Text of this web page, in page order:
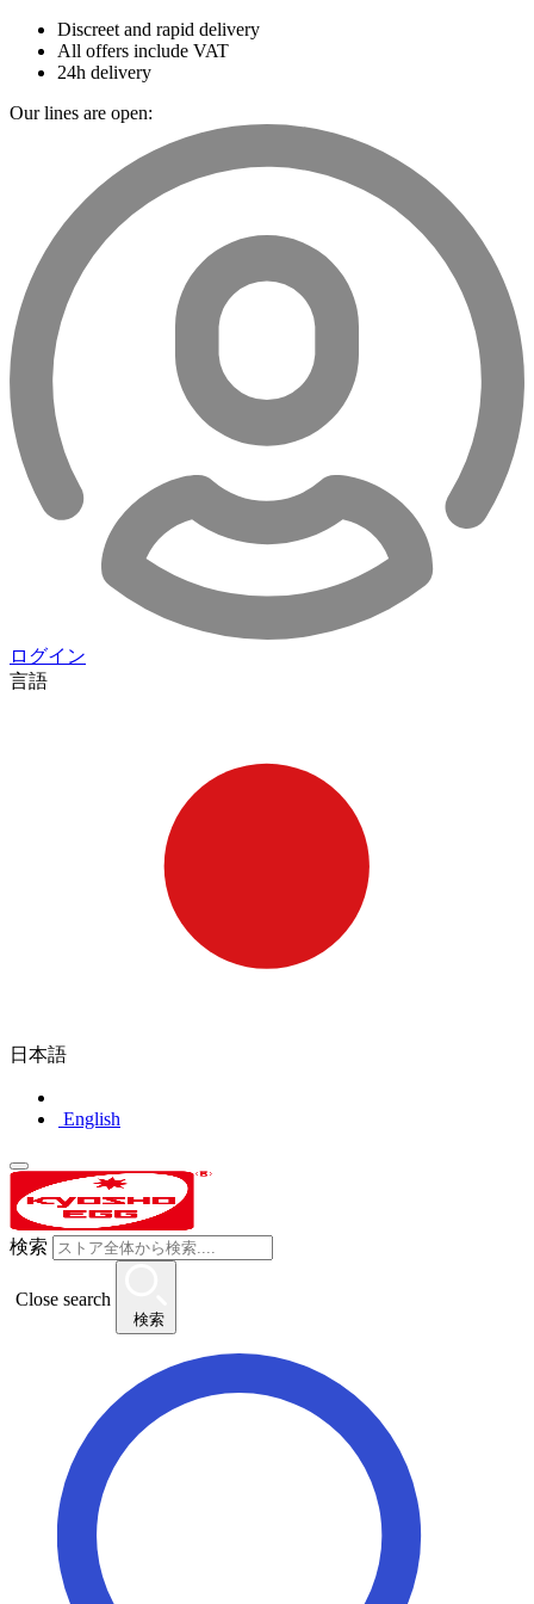
Discreet and rapid delivery
All offers include VAT
24h delivery
Our lines are open:
ログイン
言語
日本語
English
検索
Close search
検索